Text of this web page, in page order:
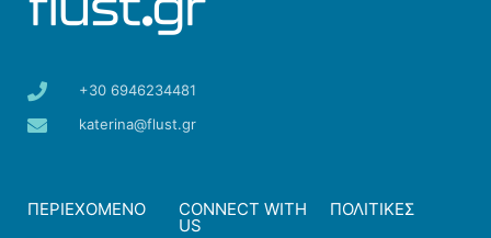
+30 6946234481
katerina@flust.gr
ΠΕΡΙΕΧΟΜΕΝΟ CONNECT WITH
US
ΠΟΛΙΤΙΚΕΣ